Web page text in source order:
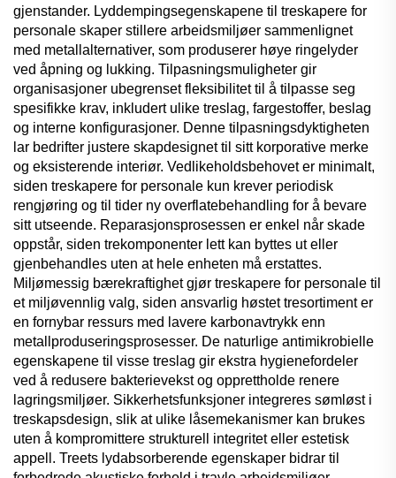
gjenstander. Lyddempingsegenskapene til treskapere for
personale skaper stillere arbeidsmiljøer sammenlignet
med metallalternativer, som produserer høye ringelyder
ved åpning og lukking. Tilpasningsmuligheter gir
organisasjoner ubegrenset fleksibilitet til å tilpasse seg
spesifikke krav, inkludert ulike treslag, fargestoffer, beslag
og interne konfigurasjoner. Denne tilpasningsdyktigheten
lar bedrifter justere skapdesignet til sitt korporative merke
og eksisterende interiør. Vedlikeholdsbehovet er minimalt,
siden treskapere for personale kun krever periodisk
rengjøring og til tider ny overflatebehandling for å bevare
sitt utseende. Reparasjonsprosessen er enkel når skade
oppstår, siden trekomponenter lett kan byttes ut eller
gjenbehandles uten at hele enheten må erstattes.
Miljømessig bærekraftighet gjør treskapere for personale til
et miljøvennlig valg, siden ansvarlig høstet tresortiment er
en fornybar ressurs med lavere karbonavtrykk enn
metallproduseringsprosesser. De naturlige antimikrobielle
egenskapene til visse treslag gir ekstra hygienefordeler
ved å redusere bakterievekst og opprettholde renere
lagringsmiljøer. Sikkerhetsfunksjoner integreres sømløst i
treskapsdesign, slik at ulike låsemekanismer kan brukes
uten å kompromittere strukturell integritet eller estetisk
appell. Treets lydabsorberende egenskaper bidrar til